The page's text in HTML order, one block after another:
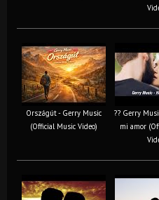
Országút - Gerry Music
(Official Music Video)
?? Gerry
mi amor